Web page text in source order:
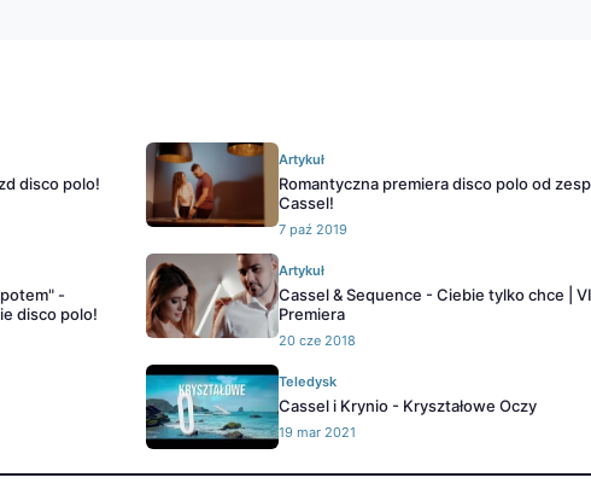
disco polo!
Artykuł
Romantyczna premiera disco polo od
Cassel!
7 paź 2019
-
disco polo!
Artykuł
Cassel & Sequence - Ciebie tylko chce |
Premiera
20 cze 2018
Teledysk
Cassel i Krynio - Kryształowe Oczy
19 mar 2021